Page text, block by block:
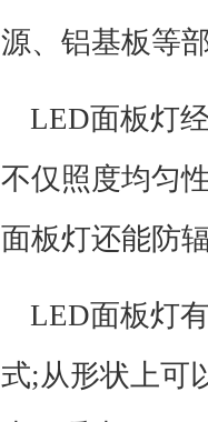
源、铝基板等
LED面板灯
不仅照度均匀
面板灯还能防
LED面板灯
式;从形状上可